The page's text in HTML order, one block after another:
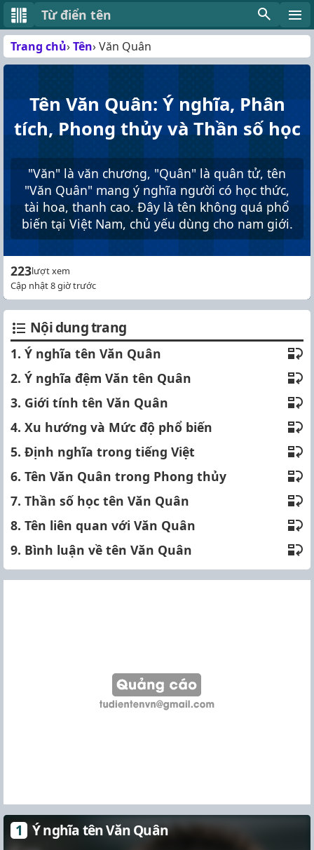
Từ điển tên
Trang chủ Tên Văn Quân
Tên Văn Quân: Ý nghĩa, Phân
tích, Phong thủy và Thần số học
"Văn" là văn chương, "Quân" là quân tử, tên
"Văn Quân" mang ý nghĩa người có học thức,
tài hoa, thanh cao. Đây là tên không quá phổ
biến tại Việt Nam, chủ yếu dùng cho nam giới.
223lượt xem
Cập nhật 8 giờ trước
Nội dung trang
1. Ý nghĩa tên Văn Quân
2. Ý nghĩa đệm Văn tên Quân
3. Giới tính tên Văn Quân
4. Xu hướng và Mức độ phổ biến
5. Định nghĩa trong tiếng Việt
6. Tên Văn Quân trong Phong thủy
7. Thần số học tên Văn Quân
8. Tên liên quan với Văn Quân
9. Bình luận về tên Văn Quân
Ý nghĩa tên Văn Quân